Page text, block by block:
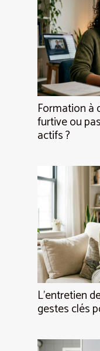
Formation à
furtive ou
actifs ?
L’entretien
gestes clés